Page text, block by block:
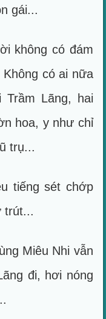
gái...
không có đám
có ai nữa
Trầm Lãng, hai
hoa, y như chỉ
trụ...
tiếng sét chớp
trút...
Miêu Nhi vẫn
đi, hơi nóng